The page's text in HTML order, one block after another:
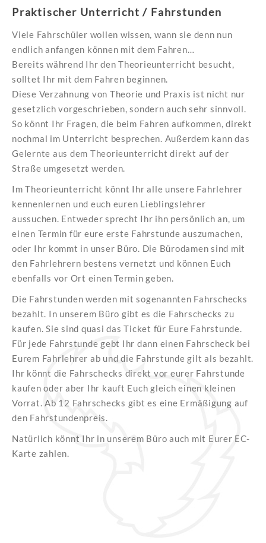
Praktischer Unterricht / Fahrstunden
Viele Fahrschüler wollen wissen, wann sie denn nun
endlich anfangen können mit dem Fahren…
Bereits während Ihr den Theorieunterricht besucht,
solltet Ihr mit dem Fahren beginnen.
Diese Verzahnung von Theorie und Praxis ist nicht nur
gesetzlich vorgeschrieben, sondern auch sehr sinnvoll.
So könnt Ihr Fragen, die beim Fahren aufkommen, direkt
nochmal im Unterricht besprechen. Außerdem kann das
Gelernte aus dem Theorieunterricht direkt auf der
Straße umgesetzt werden.
Im Theorieunterricht könnt Ihr alle unsere Fahrlehrer
kennenlernen und euch euren Lieblingslehrer
aussuchen. Entweder sprecht Ihr ihn persönlich an, um
einen Termin für eure erste Fahrstunde auszumachen,
oder Ihr kommt in unser Büro. Die Bürodamen sind mit
den Fahrlehrern bestens vernetzt und können Euch
ebenfalls vor Ort einen Termin geben.
Die Fahrstunden werden mit sogenannten Fahrschecks
bezahlt. In unserem Büro gibt es die Fahrschecks zu
kaufen. Sie sind quasi das Ticket für Eure Fahrstunde.
Für jede Fahrstunde gebt Ihr dann einen Fahrscheck bei
Eurem Fahrlehrer ab und die Fahrstunde gilt als bezahlt.
Ihr könnt die Fahrschecks direkt vor eurer Fahrstunde
kaufen oder aber Ihr kauft Euch gleich einen kleinen
Vorrat. Ab 12 Fahrschecks gibt es eine Ermäßigung auf
den Fahrstundenpreis.
Natürlich könnt Ihr in unserem Büro auch mit Eurer EC-
Karte zahlen.